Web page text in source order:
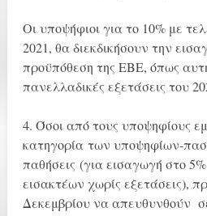
Οι υποψήφιοι για το 10% με
2021, θα διεκδικήσουν την
προϋπόθεση της ΕΒΕ, όπως
πανελλαδικές εξετάσεις του
4. Όσοι από τους υποψηφίους
κατηγορία των υποψηφίων-
παθήσεις (για εισαγωγή στο
εισακτέων χωρίς εξετάσεις),
Δεκεμβρίου να απευθυνθούν